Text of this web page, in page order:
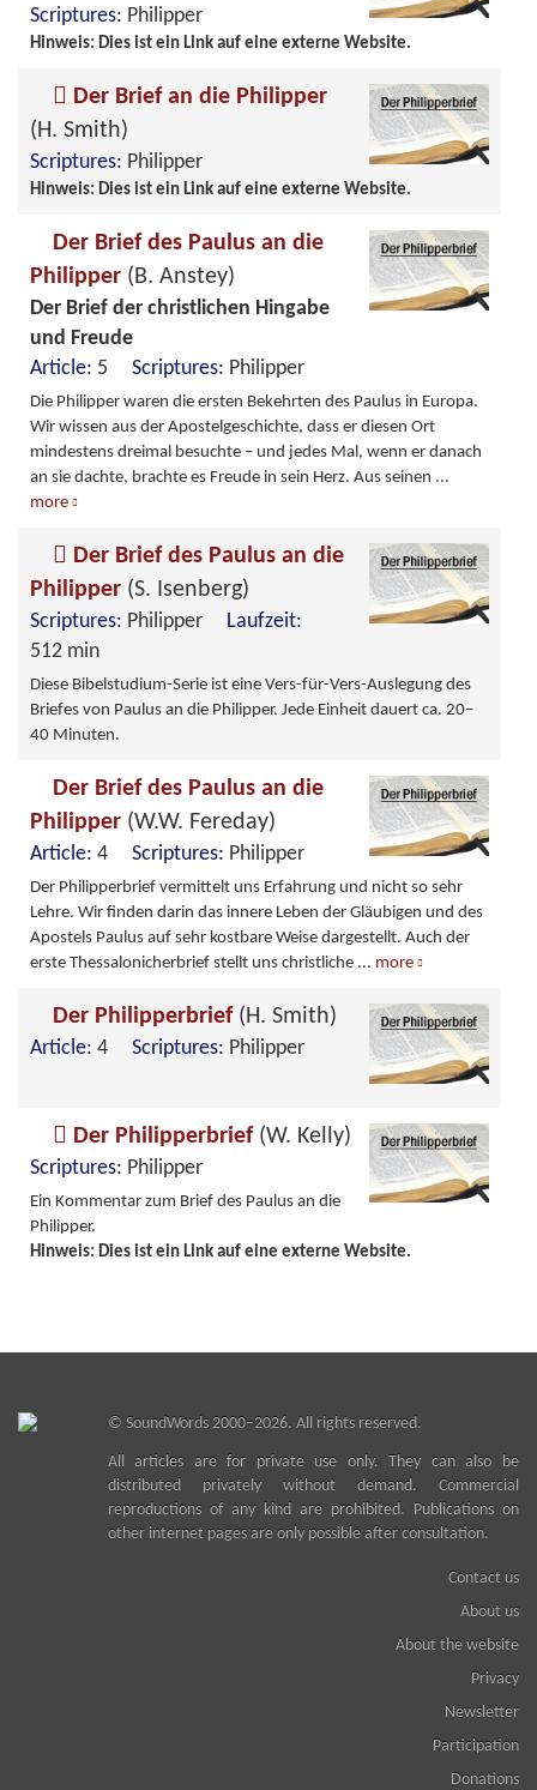
Scriptures: Philipper
Hinweis: Dies ist ein Link auf eine externe Website.
Der Brief an die Philipper
(H. Smith)
Scriptures: Philipper
Hinweis: Dies ist ein Link auf eine externe Website.
Der Brief des Paulus an die
Philipper (B. Anstey)
Der Brief der christlichen Hingabe
und Freude
Article: 5 Scriptures: Philipper
Die Philipper waren die ersten Bekehrten des Paulus in Europa.
Wir wissen aus der Apostelgeschichte, dass er diesen Ort
mindestens dreimal besuchte – und jedes Mal, wenn er danach
an sie dachte, brachte es Freude in sein Herz. Aus seinen ...
more
Der Brief des Paulus an die
Philipper (S. Isenberg)
Scriptures: Philipper Laufzeit:
512 min
Diese Bibelstudium-Serie ist eine Vers-für-Vers-Auslegung des
Briefes von Paulus an die Philipper. Jede Einheit dauert ca. 20–
40 Minuten.
Der Brief des Paulus an die
Philipper (W.W. Fereday)
Article: 4 Scriptures: Philipper
Der Philipperbrief vermittelt uns Erfahrung und nicht so sehr
Lehre. Wir finden darin das innere Leben der Gläubigen und des
Apostels Paulus auf sehr kostbare Weise dargestellt. Auch der
erste Thessalonicherbrief stellt uns christliche ... more
Der Philipperbrief (H. Smith)
Article: 4 Scriptures: Philipper
Der Philipperbrief (W. Kelly)
Scriptures: Philipper
Ein Kommentar zum Brief des Paulus an die
Philipper.
Hinweis: Dies ist ein Link auf eine externe Website.
© SoundWords2000–2026. All rights reserved.
All articles are for private use only. They can also be
distributed privately without demand. Commercial
reproductions of any kind are prohibited. Publications on
other internet pages are only possible after consultation.
Contact us
About us
About the website
Privacy
Newsletter
Participation
Donations